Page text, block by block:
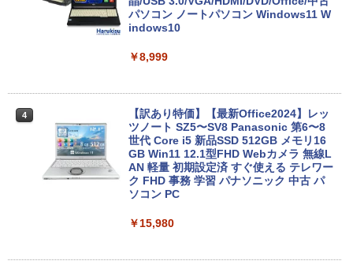
パソコン ノートパソコン Windows11 W
indows10
￥8,999
4
【訳あり特価】【最新Office2024】レッ
ツノート SZ5〜SV8 Panasonic 第6〜8
世代 Core i5 新品SSD 512GB メモリ16
GB Win11 12.1型FHD Webカメラ 無線L
AN 軽量 初期設定済 すぐ使える テレワー
ク FHD 事務 学習 パナソニック 中古 パ
ソコン PC
￥15,980